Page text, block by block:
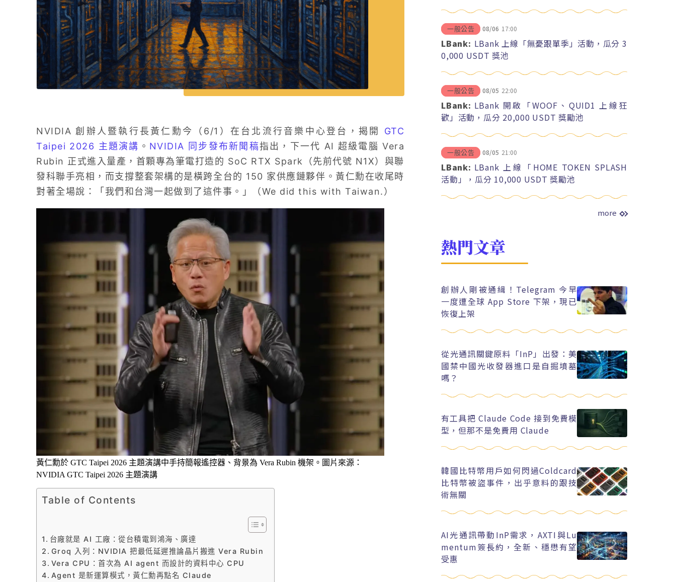
NVIDIA 創辦人暨執行長黃仁勳今（6/1）在台北流行音樂中心登台，揭開 GTC
Taipei 2026 主題演講 。 NVIDIA 同步發布新聞稿指出，下一代 AI 超級電腦 Vera
Rubin 正式進入量產，首顆專為筆電打造的 SoC RTX Spark（先前代號 N1X）與聯
發科聯手亮相，而支撐整套架構的是橫跨全台的 150 家供應鏈夥伴。黃仁勳在收尾時
對著全場說：「我們和台灣一起做到了這件事。」（We did this with Taiwan.）
黃仁勳於 GTC Taipei 2026 主題演講中手持簡報遙控器、背景為 Vera Rubin 機架。圖片來源：
NVIDIA GTC Taipei 2026 主題演講
Table of Contents
台廠就是 AI 工廠：從台積電到鴻海、廣達
Groq 入列：NVIDIA 把最低延遲推論晶片搬進 Vera Rubin
Vera CPU：首次為 AI agent 而設計的資料中心 CPU
Agent 是新運算模式，黃仁勳再點名 Claude
一般公告 08/06 17:00
LBank: LBank 上線「無憂跟單季」活動，瓜分 3
0,000 USDT 獎池
一般公告 08/05 22:00
LBank: LBank 開啟「WOOF、QUID1 上線狂
歡」活動，瓜分 20,000 USDT 獎勵池
一般公告 08/05 21:00
LBank: LBank 上線「HOME TOKEN SPLASH
活動」，瓜分 10,000 USDT 獎勵池
more
熱門文章
創辦人剛被通緝！Telegram 今早
一度遭全球 App Store 下架，現已
恢復上架
從光通訊關鍵原料「InP」出發：美
國禁中國光收發器進口是自掘墳墓
嗎？
有工具把 Claude Code 接到免費模
型，但那不是免費用 Claude
韓國比特幣用戶如何閃過Coldcard
比特幣被盜事件，出乎意料的跟技
術無關
AI光通訊帶動InP需求，AXTI與Lu
mentum簽長約，全新、穩懋有望
受惠